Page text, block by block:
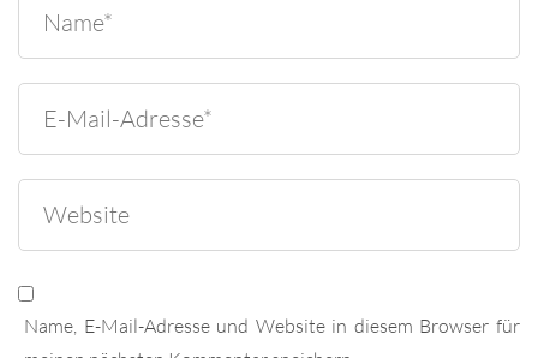
Name, E-Mail-Adresse und Website in diesem Browser für